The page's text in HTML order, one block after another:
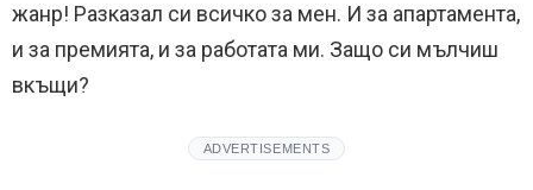
жанр! Разказал си всичко за мен. И за апартамента,
и за премията, и за работата ми. Защо си мълчиш
вкъщи?
ADVERTISEMENTS